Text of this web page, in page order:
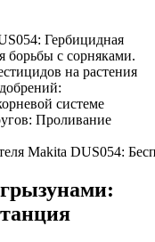
Гербицидная
борьбы с сорняками.
на растения
системе
Проливание
Makita DUS054: